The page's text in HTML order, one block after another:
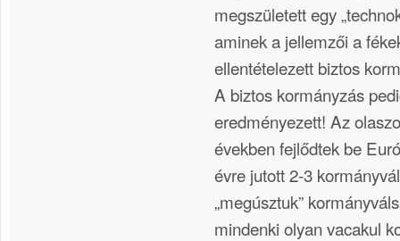
megszületett egy
aminek a jellemzői a
ellentételezett biztos
A biztos kormányzás
eredményezett! Az
években fejlődtek be
évre jutott 2-3
„megúsztuk”
mindenki olyan vacakul